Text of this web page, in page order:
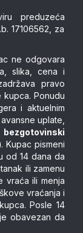
preduzeća
17106562, za
ne odgovara
slika, cena i
pravo
Ponudu
i aktuelnim
uplate,
. Kupac pismeni
od 14 dana da
ili zamenu
vraća ili menja
vraćanja i
Posle 14
obavezan da